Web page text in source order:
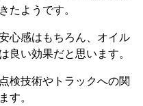
たようです。
心感はもちろん、オイル
良い効果だと思います。
検技術やトラックへの関
す。